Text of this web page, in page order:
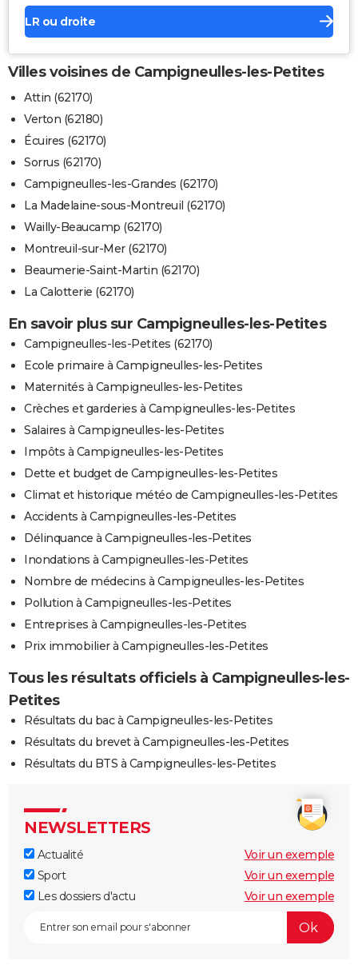
LR ou droite
Villes voisines de Campigneulles-les-Petites
Attin (62170)
Verton (62180)
Écuires (62170)
Sorrus (62170)
Campigneulles-les-Grandes (62170)
La Madelaine-sous-Montreuil (62170)
Wailly-Beaucamp (62170)
Montreuil-sur-Mer (62170)
Beaumerie-Saint-Martin (62170)
La Calotterie (62170)
En savoir plus sur Campigneulles-les-Petites
Campigneulles-les-Petites (62170)
Ecole primaire à Campigneulles-les-Petites
Maternités à Campigneulles-les-Petites
Crèches et garderies à Campigneulles-les-Petites
Salaires à Campigneulles-les-Petites
Impôts à Campigneulles-les-Petites
Dette et budget de Campigneulles-les-Petites
Climat et historique météo de Campigneulles-les-Petites
Accidents à Campigneulles-les-Petites
Délinquance à Campigneulles-les-Petites
Inondations à Campigneulles-les-Petites
Nombre de médecins à Campigneulles-les-Petites
Pollution à Campigneulles-les-Petites
Entreprises à Campigneulles-les-Petites
Prix immobilier à Campigneulles-les-Petites
Tous les résultats officiels à Campigneulles-les-
Petites
Résultats du bac à Campigneulles-les-Petites
Résultats du brevet à Campigneulles-les-Petites
Résultats du BTS à Campigneulles-les-Petites
NEWSLETTERS
Actualité
Voir un exemple
Sport
Voir un exemple
Les dossiers d'actu
Voir un exemple